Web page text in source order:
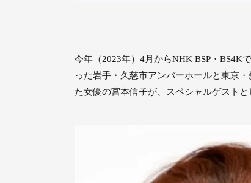
今年（2023年）4月からNHK BSP・BS4K
った岩手・久慈市アンバーホールと東京
た女優の宮本信子が、スペシャルゲストと